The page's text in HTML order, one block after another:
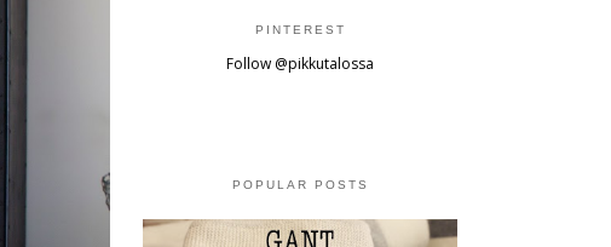
PINTEREST
Follow @pikkutalossa
POPULAR POSTS